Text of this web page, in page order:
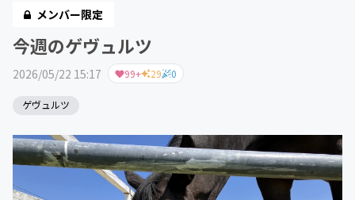
メンバー限定
今週のゲヴュルツ
2026/05/22 15:17 99+ 29 0
ゲヴュルツ